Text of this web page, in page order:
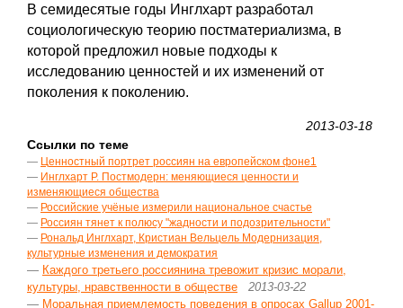
В семидесятые годы Инглхарт разработал
социологическую теорию постматериализма, в
которой предложил новые подходы к
исследованию ценностей и их изменений от
поколения к поколению.
2013-03-18
Ссылки по теме
—
Ценностный портрет россиян на европейском фоне1
— Инглхарт Р. Постмодерн: меняющиеся ценности и
изменяющиеся общества
— Российские учёные измерили национальное счастье
— Россиян тянет к полюсу "жадности и подозрительности"
— Рональд Инглхарт, Кристиан Вельцель Модернизация,
культурные изменения и демократия
— Каждого третьего россиянина тревожит кризис морали,
культуры, нравственности в обществе
2013-03-22
— Моральная приемлемость поведения в опросах Gallup 2001-